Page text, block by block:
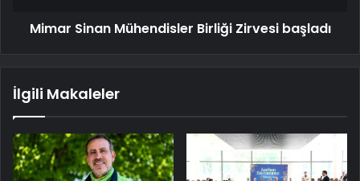
Mimar Sinan Mühendisler Birliği Zirvesi başladı
İlgili Makaleler